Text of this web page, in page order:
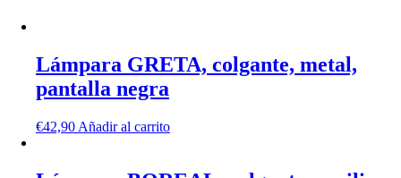
Lámpara GRETA, colgante, metal,
pantalla negra
€42,90 Añadir al carrito